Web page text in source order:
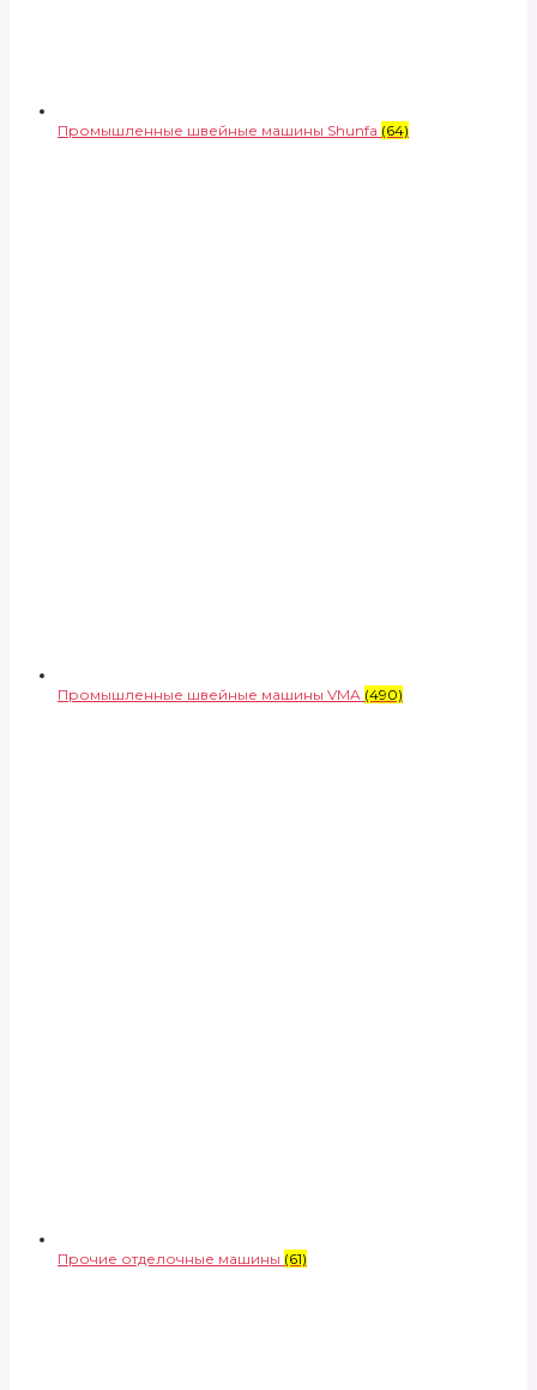
Промышленные швейные машины Shunfa (64)
Промышленные швейные машины VMA (490)
Прочие отделочные машины (61)